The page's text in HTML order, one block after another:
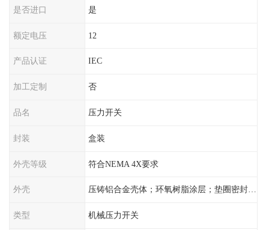
是否进口 是
额定电压 12
产品认证 IEC
加工定制 否
品名 压力开关
封装 盒装
外壳等级 符合NEMA 4X要求
外壳 压铸铝合金壳体；环氧树脂涂层；垫圈密封；卡紧螺丝
类型 机械压力开关